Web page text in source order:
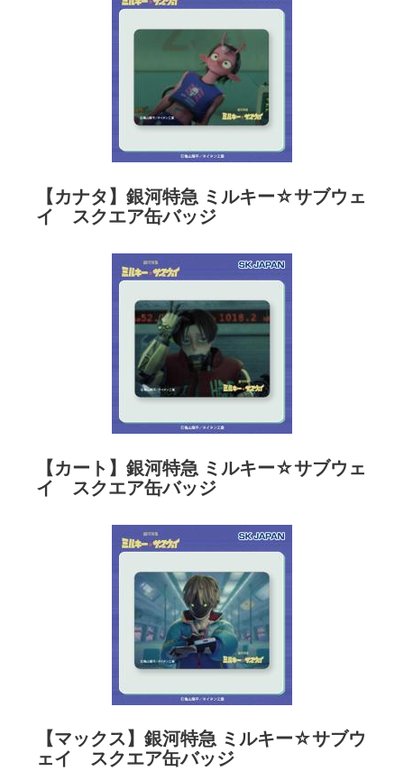
【カナタ】銀河特急 ミルキー☆サブウェ
イ スクエア缶バッジ
【カート】銀河特急 ミルキー☆サブウェ
イ スクエア缶バッジ
【マックス】銀河特急 ミルキー☆サブウ
ェイ スクエア缶バッジ